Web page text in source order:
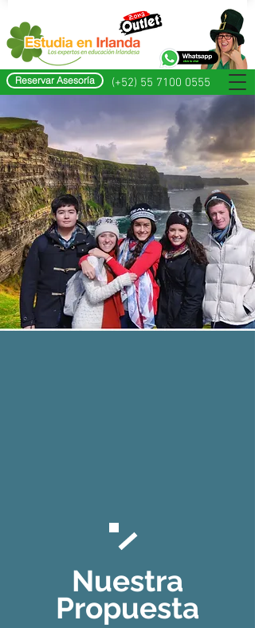
Reservar Asesoría (+52) 55 7100 0555
Nuestra
Propuesta